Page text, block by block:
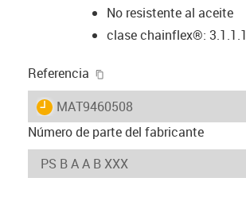
No resistente al aceite
clase chainflex®: 3.1.1.1
Referencia
igus-icon-lieferzeit
MAT9460508
Número de parte del fabricante